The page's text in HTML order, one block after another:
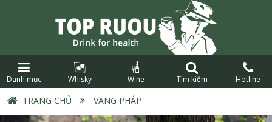
Danh mục Whisky Wine Tìm kiếm Hotline
TRANG CHỦ › VANG PHÁP